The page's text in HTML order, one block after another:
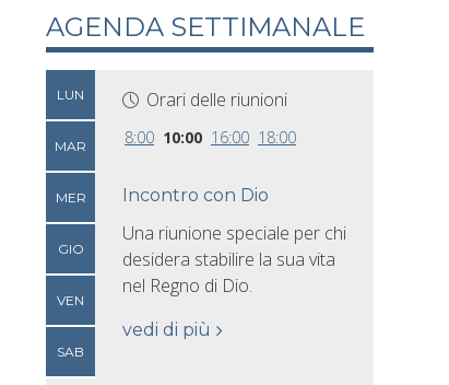
AGENDA SETTIMANALE
LUN
MAR
MER
GIO
VEN
SAB
Orari delle riunioni
8:00 10:00 16:00 18:00
Incontro con Dio
Una riunione speciale per chi
desidera stabilire la sua vita
nel Regno di Dio.
vedi di più